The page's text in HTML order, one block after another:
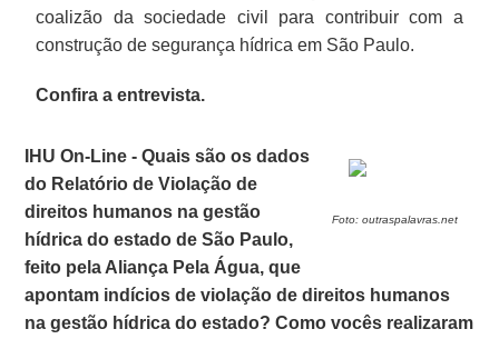
coalizão da sociedade civil para contribuir com a
construção de segurança hídrica em São Paulo.
Confira a entrevista.
Foto: outraspalavras.net
IHU On-Line - Quais são os dados
do Relatório de Violação de
direitos humanos na gestão
hídrica do estado de São Paulo,
feito pela Aliança Pela Água, que
apontam indícios de violação de direitos humanos
na gestão hídrica do estado? Como vocês realizaram